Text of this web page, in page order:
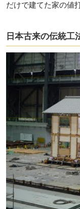
だけで建てた家の値
日本古来の伝統工